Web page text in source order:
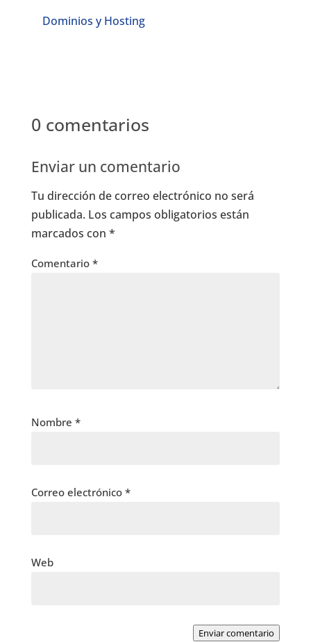
Dominios y Hosting
0 comentarios
Enviar un comentario
Tu dirección de correo electrónico no será
publicada. Los campos obligatorios están
marcados con *
Comentario *
Nombre *
Correo electrónico *
Web
Enviar comentario